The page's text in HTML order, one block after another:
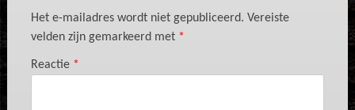
Het e-mailadres wordt niet gepubliceerd. Vereiste
velden zijn gemarkeerd met *
Reactie *